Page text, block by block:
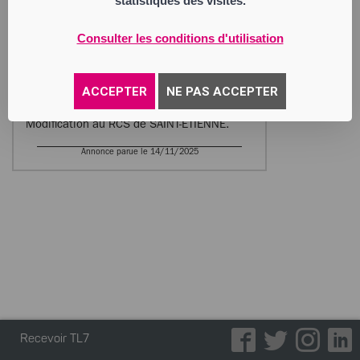
Consulter les conditions d'utilisation
ACCEPTER NE PAS ACCEPTER
comme suit : Achat et vente de véhicule
réparation de véhicule, lavage, montage,
peinture sur véhicule automobile, Pose de
3) Nouvelle date de clôture : le
31 décembre de chaque année.
Modification au RCS de SAINT-ETIENNE.
Annonce parue le 14/11/2025
Recevoir TL7